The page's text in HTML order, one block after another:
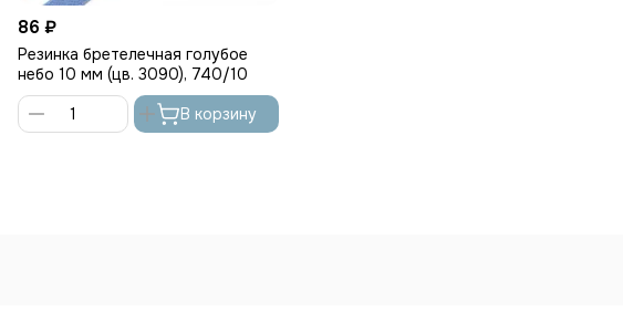
86 ₽
Резинка бретелечная голубое
небо 10 мм (цв. 3090), 740/10
В корзину